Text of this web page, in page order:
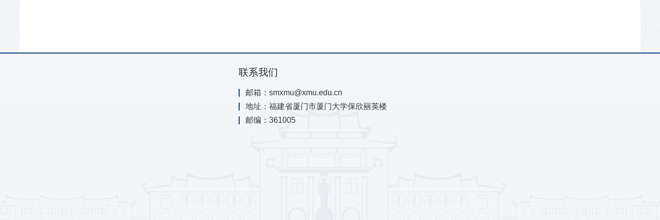
联系我们
邮箱：smxmu@xmu.edu.cn
地址：福建省厦门市厦门大学保欣丽英楼
邮编：361005